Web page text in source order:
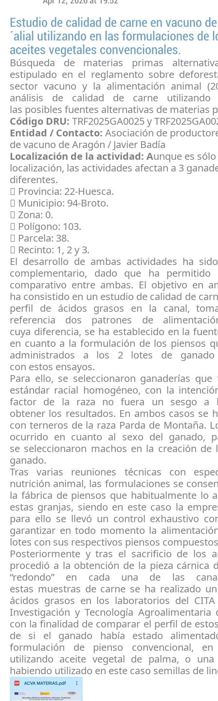
Estudio de calidad de carne en vacuno
´alial utilizando en las formulaciones de
aceites vegetales convencionales.
Búsqueda de materias primas
estipulado en el reglamento sobre
sector vacuno y la alimentación animal
análisis de calidad de carne utilizando
las posibles fuentes alternativas de materias
Código DRU: TRF2025GA0025 y
Entidad / Contacto: Asociación de
de vacuno de Aragón / Javier Badía
Localización de la actividad: Aunque es
localización, las actividades afectan a 3
diferentes.
 Provincia: 22-Huesca.
 Municipio: 94-Broto.
 Zona: 0.
 Polígono: 103.
 Parcela: 38.
 Recinto: 1, 2 y 3.
El desarrollo de ambas actividades ha
complementario, dado que ha permitido
comparativo entre ambas. El objetivo en
ha consistido en un estudio de calidad de
perfil de ácidos grasos en la canal,
referencia dos patrones de
cuya diferencia, se ha establecido en la
en cuanto a la formulación de los piensos
administrados a los 2 lotes de ganado
con estos ensayos.
Para ello, se seleccionaron ganaderías
estándar racial homogéneo, con la
factor de la raza no fuera un sesgo a
obtener los resultados. En ambos casos se
con terneros de la raza Parda de Montaña.
ocurrido en cuanto al sexo del ganado,
se seleccionaron machos en la creación de
ganado.
Tras varias reuniones técnicas con
nutrición animal, las formulaciones se
la fábrica de piensos que habitualmente lo
estas granjas, siendo en este caso la
para ello se llevó un control exhaustivo
garantizar en todo momento la
lotes con sus respectivos piensos
Posteriormente y tras el sacrificio de los
procedió a la obtención de la pieza cárnica
“redondo” en cada una de las
estas muestras de carne se ha realizado
ácidos grasos en los laboratorios del
Investigación y Tecnología Agroalimentaria
con la finalidad de comparar el perfil de
de si el ganado había estado
formulación de pienso convencional,
utilizando aceite vegetal de palma, o una
habiendo utilizado en este caso semillas de